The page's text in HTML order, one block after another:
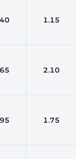
1.15
2.10
1.75